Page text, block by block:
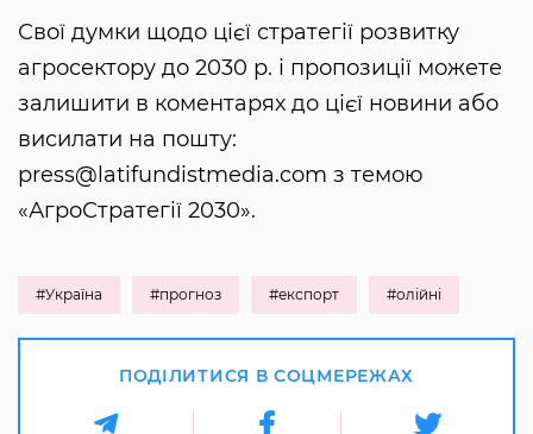
Свої думки щодо цієї стратегії розвитку
агросектору до 2030 р. і пропозиції можете
залишити в коментарях до цієї новини або
висилати на пошту:
press@latifundistmedia.com з темою
«АгроСтратегії 2030».
#Україна #прогноз #експорт #олійні
ПОДІЛИТИСЯ В СОЦМЕРЕЖАХ